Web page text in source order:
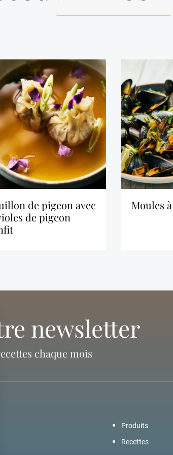
de pigeon
newsletter
chaque mois
Produits
Recettes